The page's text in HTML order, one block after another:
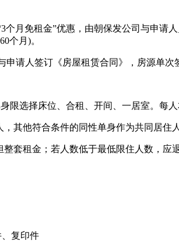
个月免租金”优惠，由朝保发公司与申请
个月)。
申请人签订《房屋租赁合同》，房源单次
选择床位、合租、开间、一居室。每人
他符合条件的同性单身作为共同居住
租金；若人数低于最低限住人数，应退
复印件